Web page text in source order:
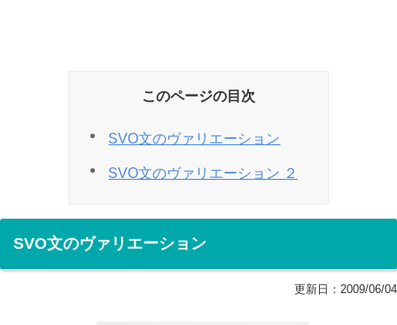
このページの目次
SVO文のヴァリエーション
SVO文のヴァリエーション ２
SVO文のヴァリエーション
更新日： 2009/06/04